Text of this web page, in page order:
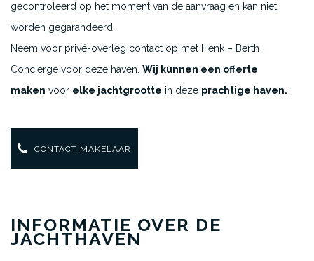
gecontroleerd op het moment van de aanvraag en kan niet
worden gegarandeerd.
Neem voor privé-overleg contact op met Henk – Berth
Concierge voor deze haven. Wij kunnen een offerte
maken voor elke jachtgrootte in deze prachtige haven.
CONTACT MAKELAAR
INFORMATIE OVER DE
JACHTHAVEN